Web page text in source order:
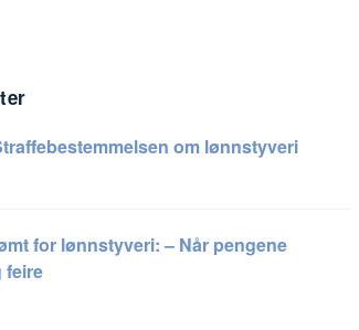
om lønnstyveri
for lønnstyveri: – Når pengene
feire